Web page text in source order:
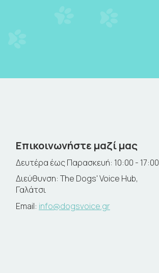
Επικοινωνήστε μαζί μας
Δευτέρα έως Παρασκευή: 10:00 - 17:00
Διεύθυνση: The Dogs' Voice Hub,
Γαλάτσι
Email: info@dogsvoice.gr